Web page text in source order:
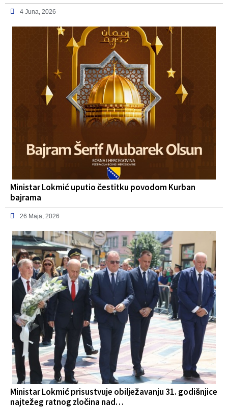
4 Juna, 2026
Ministar Lokmić uputio čestitku povodom Kurban
bajrama
26 Maja, 2026
Ministar Lokmić prisustvuje obilježavanju 31. godišnjice
najtežeg ratnog zločina nad…